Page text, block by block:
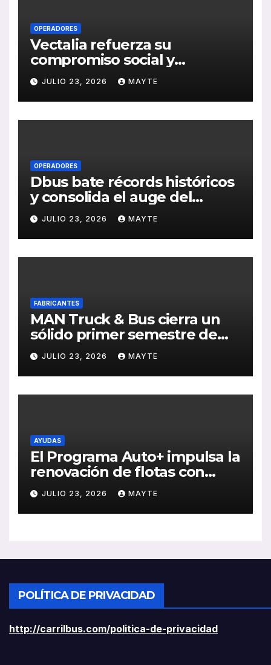
OPERADORES
Vectalia refuerza su
compromiso social y
medioambiental con la
publicación de su Memoria
de RSC 2025
JULIO 23, 2026 MAYTE
OPERADORES
Dbus bate récords históricos
y consolida el auge del
transporte público en San
Sebastián
JULIO 23, 2026 MAYTE
FABRICANTES
MAN Truck & Bus cierra un
sólido primer semestre de
2026 con crecimiento en
ventas, pedidos y
rentabilidad
JULIO 23, 2026 MAYTE
AYUDAS
El Programa Auto+ impulsa la
renovación de flotas con
ayudas a vehículos eléctricos
ligeros
JULIO 23, 2026 MAYTE
POLÍTICA DE PRIVACIDAD
http://carrilbus.com/politica-de-privacidad